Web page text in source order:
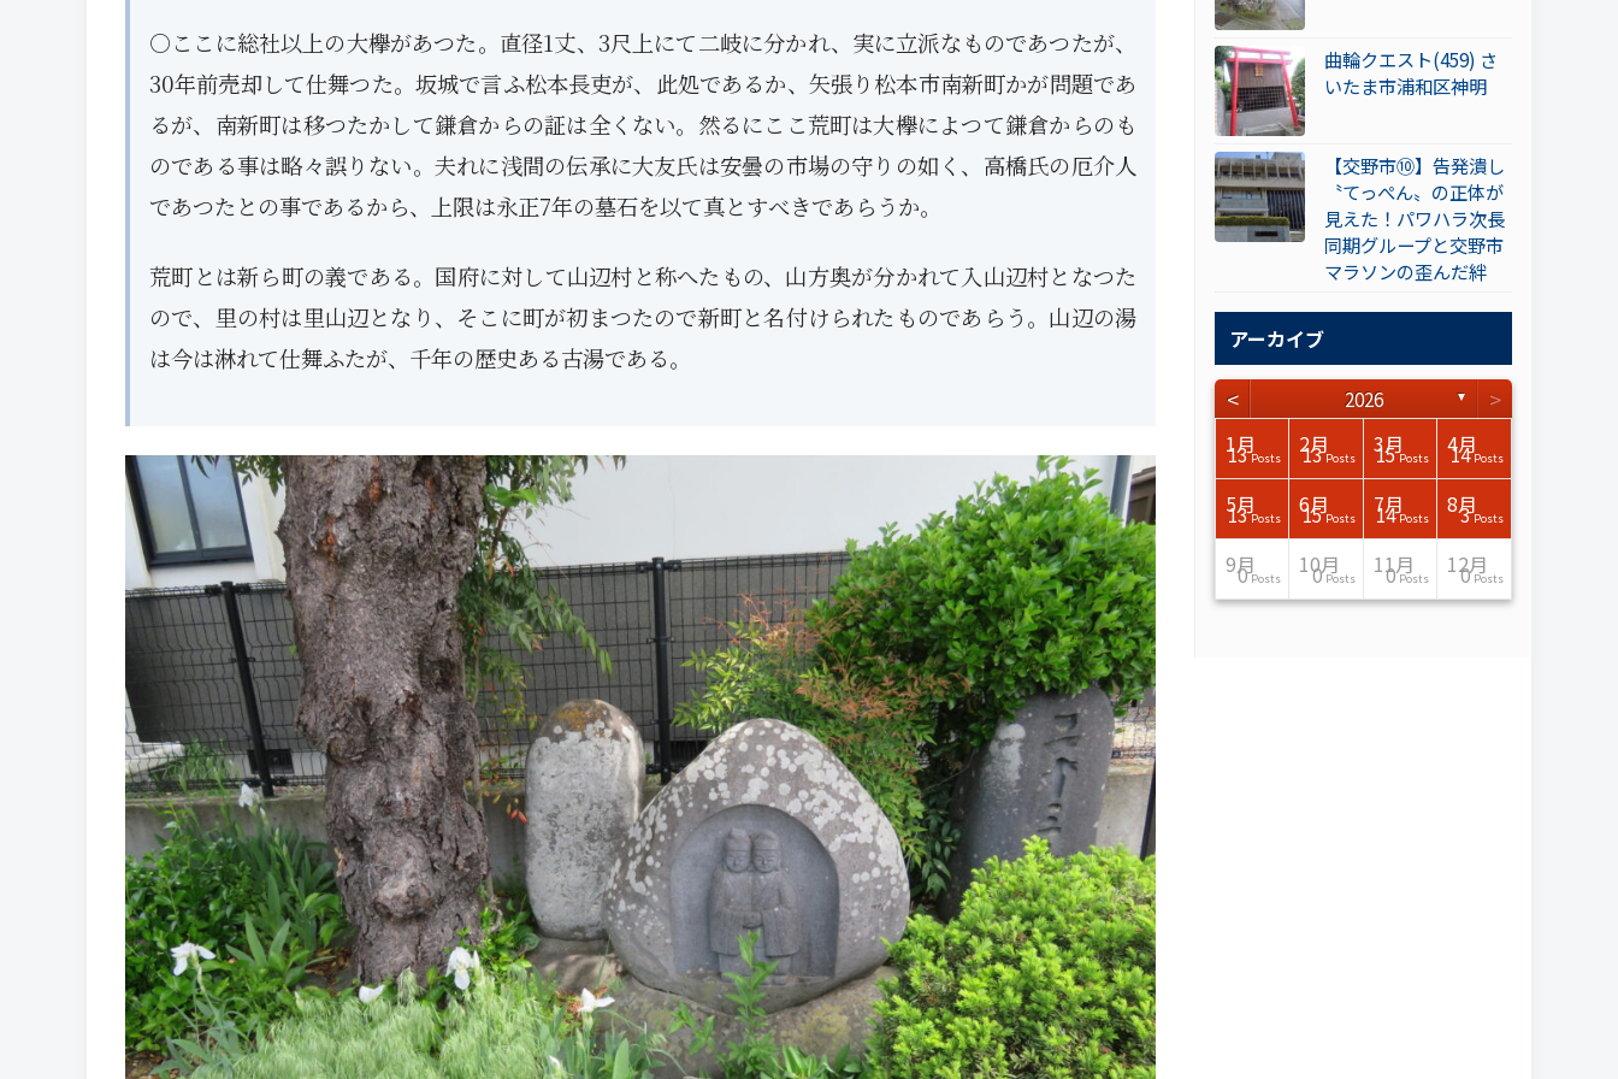
曲輪クエスト(459) さ
いたま市浦和区神明
【交野市⑩】告発潰し
〝てっぺん〟の正体が
見えた！パワハラ次長
同期グループと交野市
マラソンの歪んだ絆
アーカイブ
< 2026 ▼ >
1月
13 Posts
2月
13 Posts
3月
15 Posts
4月
14 Posts
5月
13 Posts
6月
15 Posts
7月
14 Posts
8月
3 Posts
9月
0 Posts
10月
0 Posts
11月
0 Posts
12月
0 Posts
13 Posts 13 Posts 15 Posts
5月
12 Posts
6月
13 Posts
7月
15 Posts
8月
9月
15 Posts
10月
15 Posts
11月
13 Posts
12月
12 Posts 12 Posts 17 Posts
5月
14 Posts
6月
13 Posts
7月
16 Posts
8月
9月
13 Posts
10月
19 Posts
11月
16 Posts
12月
13 Posts 14 Posts 17 Posts
5月
11 Posts
6月
14 Posts
7月
13 Posts
8月
9月
16 Posts
10月
16 Posts
11月
13 Posts
12月
11 Posts 12 Posts 14 Posts
5月
12 Posts
6月
14 Posts
7月
16 Posts
8月
9月
16 Posts
10月
13 Posts
11月
13 Posts
12月
11 Posts 14 Posts 14 Posts
5月
14 Posts
6月
15 Posts
7月
15 Posts
8月
9月
14 Posts
10月
17 Posts
11月
13 Posts
12月
12 Posts 13 Posts 15 Posts
5月
12 Posts
6月
9 Posts
7月
12 Posts
8月
9月
13 Posts
10月
12 Posts
11月
13 Posts
12月
11 Posts 12 Posts 14 Posts
5月
11 Posts
6月
12 Posts
7月
15 Posts
8月
9月
12 Posts
10月
13 Posts
11月
14 Posts
12月
10 Posts 12 Posts 12 Posts
5月
11 Posts
6月
13 Posts
7月
13 Posts
8月
9月
12 Posts
10月
14 Posts
11月
13 Posts
12月
9 Posts 11 Posts 14 Posts
5月
11 Posts
6月
13 Posts
7月
13 Posts
8月
9月
13 Posts
10月
13 Posts
11月
13 Posts
12月
11 Posts 13 Posts 15 Posts
5月
7 Posts
6月
12 Posts
7月
13 Posts
8月
9月
12 Posts
10月
11 Posts
11月
13 Posts
12月
0 Posts 0 Posts 1 Post
5月
0 Posts
6月
0 Posts
7月
0 Posts
8月
9月
0 Posts
10月
0 Posts
11月
4 Posts
12月
0 Posts 2 Posts 0 Posts
5月
0 Posts
6月
1 Post
7月
0 Posts
8月
9月
0 Posts
10月
1 Post
11月
0 Posts
12月
0 Posts 1 Post 0 Posts
5月
2 Posts
6月
0 Posts
7月
0 Posts
8月
9月
4 Posts
10月
0 Posts
11月
1 Post
12月
1 Post 3 Posts 3 Posts
5月
2 Posts
6月
2 Posts
7月
2 Posts
8月
9月
1 Post
10月
7 Posts
11月
2 Posts
12月
0 Posts 0 Posts 0 Posts
5月
0 Posts
6月
0 Posts
7月
0 Posts
8月
9月
2 Posts
10月
2 Posts
11月
6 Posts
12月
0 Posts 0 Posts 0 Posts
5月
0 Posts
6月
0 Posts
7月
0 Posts
8月
9月
1 Post
10月
0 Posts
11月
0 Posts
12月
○ここに総社以上の大欅があつた。直径1丈、3尺上にて二岐に分かれ、実に立派なものであつたが、
30年前売却して仕舞つた。坂城で言ふ松本長吏が、此処であるか、矢張り松本市南新町かが問題であ
るが、南新町は移つたかして鎌倉からの証は全くない。然るにここ荒町は大欅によつて鎌倉からのも
のである事は略々誤りない。夫れに浅間の伝承に大友氏は安曇の市場の守りの如く、高橋氏の厄介人
であつたとの事であるから、上限は永正7年の墓石を以て真とすべきであらうか。
荒町とは新ら町の義である。国府に対して山辺村と称へたもの、山方奥が分かれて入山辺村となつた
ので、里の村は里山辺となり、そこに町が初まつたので新町と名付けられたものであらう。山辺の湯
は今は淋れて仕舞ふたが、千年の歴史ある古湯である。